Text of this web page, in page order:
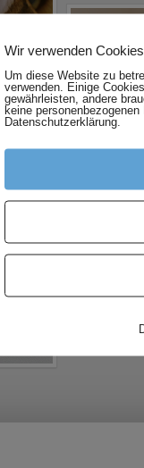
Wir verwenden Cookies
Um diese Website zu
verwenden. Einige
gewährleisten, andere
keine
Datenschutzerklärung.